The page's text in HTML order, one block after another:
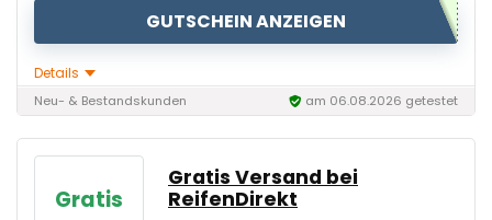
GUTSCHEIN ANZEIGEN
Details
Neu- & Bestandskunden am 06.08.2026 getestet
Gratis
Gratis Versand bei
ReifenDirekt